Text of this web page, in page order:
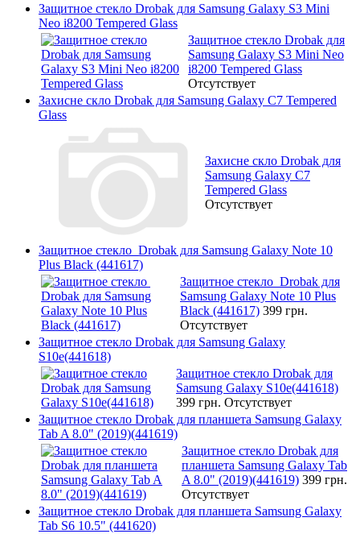
Защитное стекло Drobak для Samsung Galaxy S3 Mini
Neo i8200 Tempered Glass
Защитное стекло Drobak для
Samsung Galaxy S3 Mini Neo
i8200 Tempered Glass
Отсутствует
Захисне скло Drobak для Samsung Galaxy C7 Tempered
Glass
Захисне скло Drobak для
Samsung Galaxy C7
Tempered Glass
Отсутствует
Защитное стекло Drobak для Samsung Galaxy Note 10
Plus Black (441617)
Защитное стекло Drobak для
Samsung Galaxy Note 10 Plus
Black (441617) 399 грн.
Отсутствует
Защитное стекло Drobak для Samsung Galaxy
S10e(441618)
Защитное стекло Drobak для
Samsung Galaxy S10e(441618)
399 грн. Отсутствует
Защитное стекло Drobak для планшета Samsung Galaxy
Tab A 8.0" (2019)(441619)
Защитное стекло Drobak для
планшета Samsung Galaxy Tab
A 8.0" (2019)(441619) 399 грн.
Отсутствует
Защитное стекло Drobak для планшета Samsung Galaxy
Tab S6 10.5" (441620)